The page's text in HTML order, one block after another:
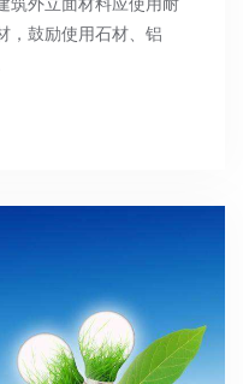
，鼓励使用石材、铝